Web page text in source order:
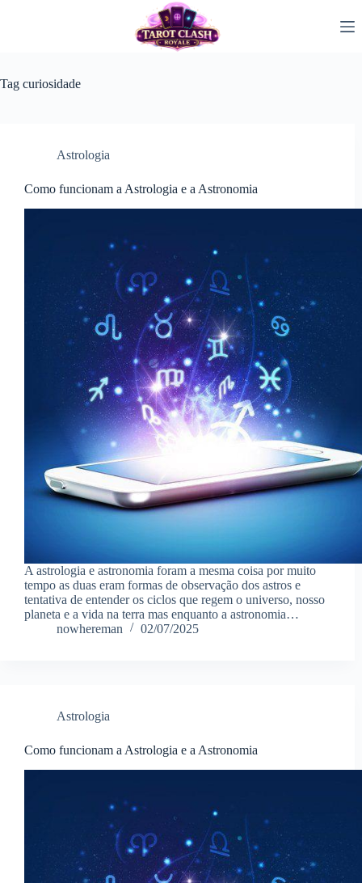
Tag curiosidade
Astrologia
Como funcionam a Astrologia e a Astronomia
A astrologia e astronomia foram a mesma coisa por muito
tempo as duas eram formas de observação dos astros e
tentativa de entender os ciclos que regem o universo, nosso
planeta e a vida na terra mas enquanto a astronomia…
nowhereman
02/07/2025
Astrologia
Como funcionam a Astrologia e a Astronomia